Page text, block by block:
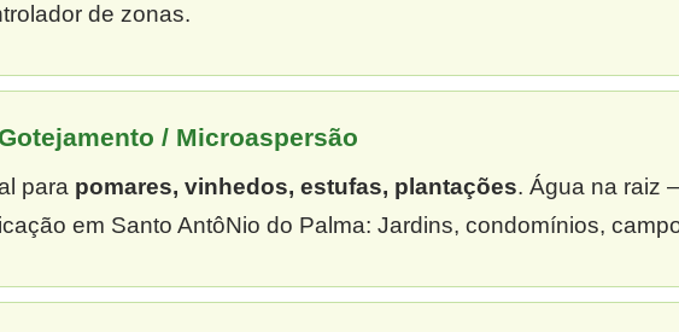
de zonas.
Gotejamento / Microaspersão
para pomares, vinhedos, estufas, plantações. Água na raiz
em Santo AntôNio do Palma: Jardins, condomínios,